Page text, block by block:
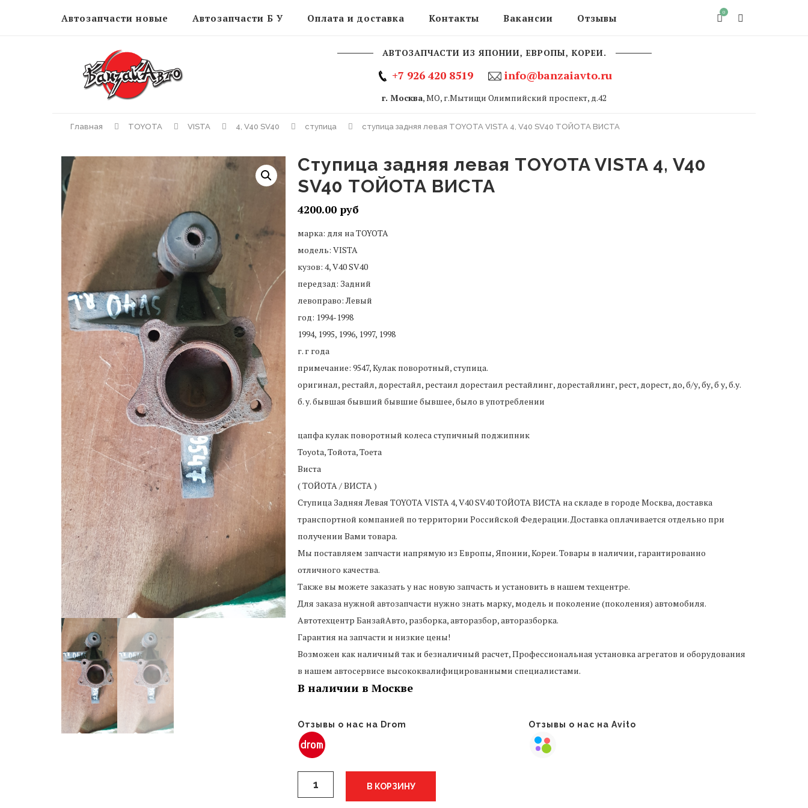
Автозапчасти новые Автозапчасти Б У Оплата и доставка Контакты Вакансии Отзывы 0
АВТОЗАПЧАСТИ ИЗ ЯПОНИИ, ЕВРОПЫ, КОРЕИ.
+7 926 420 8519 info@banzaiavto.ru
г. Москва, МО, г.Мытищи Олимпийский проспект, д.42
Главная TOYOTA VISTA 4, V40 SV40 ступица ступица задняя левая TOYOTA VISTA 4, V40 SV40 ТОЙОТА ВИСТА
ступица задняя левая TOYOTA VISTA 4, V40
SV40 ТОЙОТА ВИСТА
4200.00
марка: для на TOYOTA
модель: VISTA
кузов: 4, V40 SV40
передзад: Задний
левоправо: Левый
год: 1994-1998
1994, 1995, 1996, 1997, 1998
г. г года
примечание: 9547, Кулак поворотный, ступица.
оригинал, рестайл, дорестайл, рестаил дорестаил рестайлинг, дорестайлинг, рест, дорест, до, б/у, бу, б у, б.у.
б. у. бывшая бывший бывшие бывшее, было в употреблении
цапфа кулак поворотный колеса ступичный поджипник
Toyota, Тойота, Тоета
Виста
( ТОЙОТА / ВИСТА )
Ступица Задняя Левая TOYOTA VISTA 4, V40 SV40 ТОЙОТА ВИСТА на складе в городе Москва, доставка
транспортной компанией по территории Российской Федерации. Доставка оплачивается отдельно при
получении Вами товара.
Мы поставляем запчасти напрямую из Европы, Японии, Кореи. Товары в наличии, гарантированно
отличного качества.
Также вы можете заказать у нас новую запчасть и установить в нашем техцентре.
Для заказа нужной автозапчасти нужно знать марку, модель и поколение (поколения) автомобиля.
Автотехцентр БанзайАвто, разборка, авторазбор, авторазборка.
Гарантия на запчасти и низкие цены!
Возможен как наличный так и безналичный расчет, Профессиональная установка агрегатов и оборудования
в нашем автосервисе высококвалифицированными специалистами.
В наличии в Москве
Отзывы о нас на Drom Отзывы о нас на Avito
ступица
задняя
В КОРЗИНУ